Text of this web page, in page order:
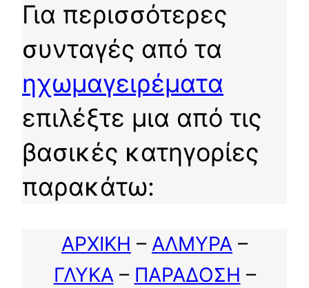
Για περισσότερες
συνταγές από τα
ηχωμαγειρέματα
επιλέξτε μια από τις
βασικές κατηγορίες
παρακάτω:
ΑΡΧΙΚΗ – ΑΛΜΥΡΑ –
ΓΛΥΚΑ– ΠΑΡΑΔΟΣΗ –